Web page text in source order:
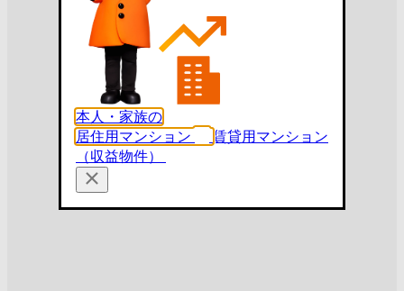
本人・家族の
居住用マンション
賃貸用マンション
（収益物件）